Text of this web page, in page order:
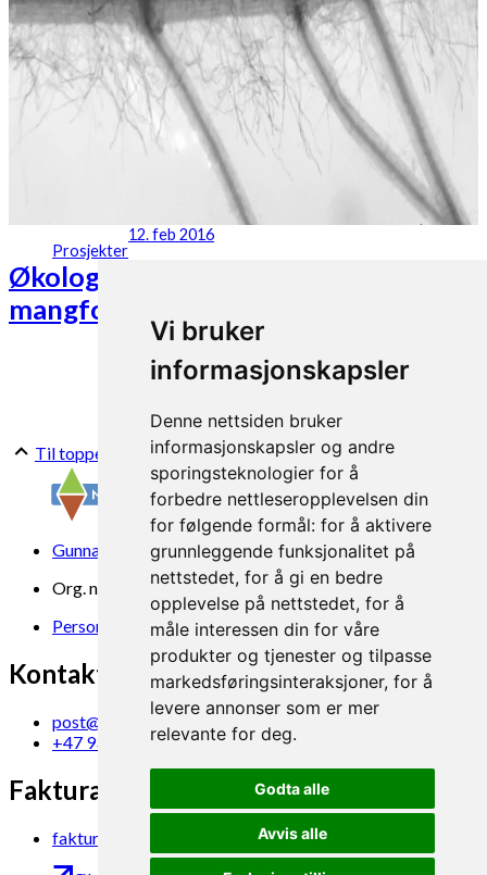
Vi bruker
informasjonskapsler
Denne nettsiden bruker
informasjonskapsler og andre
sporingsteknologier for å
forbedre nettleseropplevelsen din
for følgende formål: for å aktivere
grunnleggende funksjonalitet på
nettstedet, for å gi en bedre
opplevelse på nettstedet, for å
måle interessen din for våre
produkter og tjenester og tilpasse
markedsføringsinteraksjoner, for å
levere annonser som er mer
relevante for deg.
Godta alle
Avvis alle
Prosjekter
12. feb 2016
Økologisk planteforedling for økt
mangfold (COBRA)
Til toppen
Gunnars veg 6, 6630 Tingvoll
Org. nr. 969 840 383
Personvern
Kontakt oss
post@norsok.no
+47 930 09 884
Fakturamottak
faktura@norsok.no